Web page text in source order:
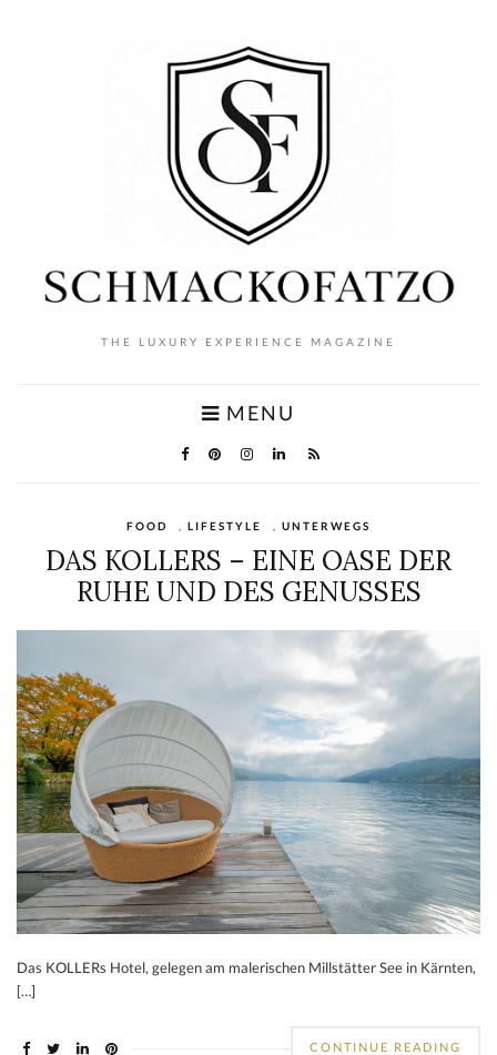
THE LUXURY EXPERIENCE MAGAZINE
MENU
FOOD LIFESTYLE UNTERWEGS
DAS KOLLERS – EINE OASE DER
RUHE UND DES GENUSSES
Das KOLLERs Hotel, gelegen am malerischen Millstätter See in Kärnten,
[…]
CONTINUE READING